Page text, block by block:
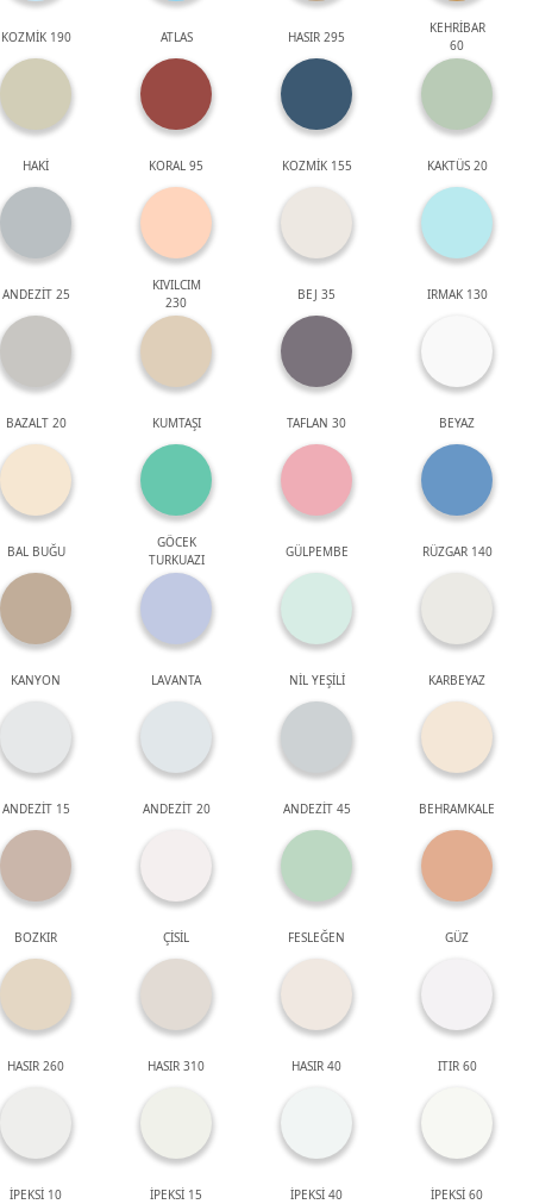
KOZMİK 190 ATLAS HASIR 295
KEHRİBAR
60
HAKİ KORAL 95 KOZMİK 155 KAKTÜS 20
ANDEZİT 25
KIVILCIM
230
BEJ 35 IRMAK 130
BAZALT 20 KUMTAŞI TAFLAN 30 BEYAZ
BAL BUĞU
GÖCEK
TURKUAZI
GÜLPEMBE RÜZGAR 140
KANYON LAVANTA NİL YEŞİLİ KARBEYAZ
ANDEZİT 15 ANDEZİT 20 ANDEZİT 45 BEHRAMKALE
BOZKIR ÇİSİL FESLEĞEN GÜZ
HASIR 260 HASIR 310 HASIR 40 ITIR 60
İPEKSİ 10 İPEKSİ 15 İPEKSİ 40 İPEKSİ 60